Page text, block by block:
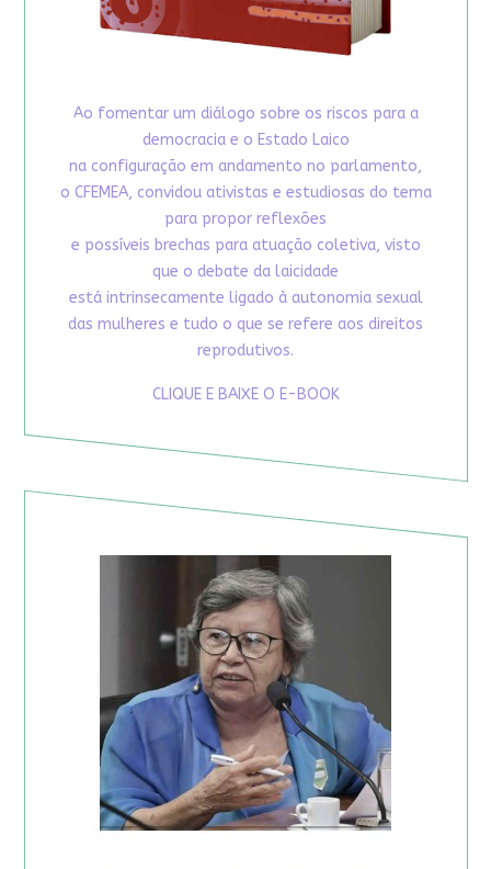
Ao fomentar um diálogo sobre os riscos para a
democracia e o Estado Laico
na configuração em andamento no parlamento,
o CFEMEA, convidou ativistas e estudiosas do tema
para propor reflexões
e possíveis brechas para atuação coletiva, visto
que o debate da laicidade
está intrinsecamente ligado à autonomia sexual
das mulheres e tudo o que se refere aos direitos
reprodutivos.
CLIQUE E BAIXE O E-BOOK